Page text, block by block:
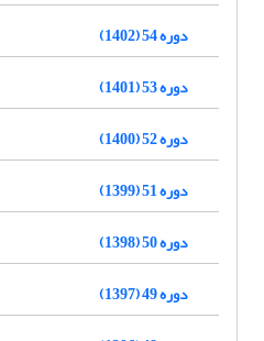
دوره 54 (1402)
دوره 53 (1401)
دوره 52 (1400)
دوره 51 (1399)
دوره 50 (1398)
دوره 49 (1397)